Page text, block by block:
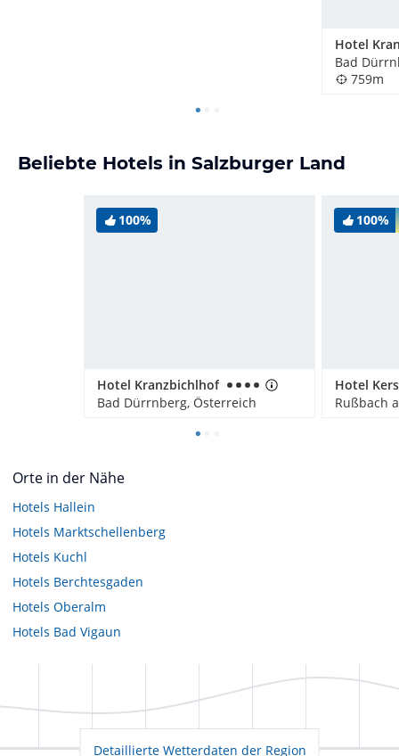
Hotel
Bad
759m
Beliebte Hotels in Salzburger Land
100%
Hotel Kranzbichlhof
Bad Dürrnberg, Österreich
100%
Orte in der Nähe
Hotels Hallein
Hotels Marktschellenberg
Hotels Kuchl
Hotels Berchtesgaden
Hotels Oberalm
Hotels Bad Vigaun
Detaillierte Wetterdaten der Region